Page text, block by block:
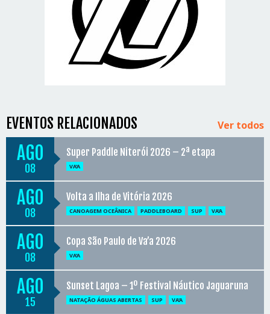
EVENTOS RELACIONADOS Ver todos
AGO
08
Super Paddle Niterói 2026 – 2ª etapa
VA'A
AGO
08
Volta a Ilha de Vitória 2026
CANOAGEM OCEÂNICA PADDLEBOARD SUP VA'A
AGO
08
Copa São Paulo de Va’a 2026
VA'A
AGO
15
Sunset Lagoa – 1º Festival Náutico Jaguaruna
NATAÇÃO ÁGUAS ABERTAS SUP VA'A